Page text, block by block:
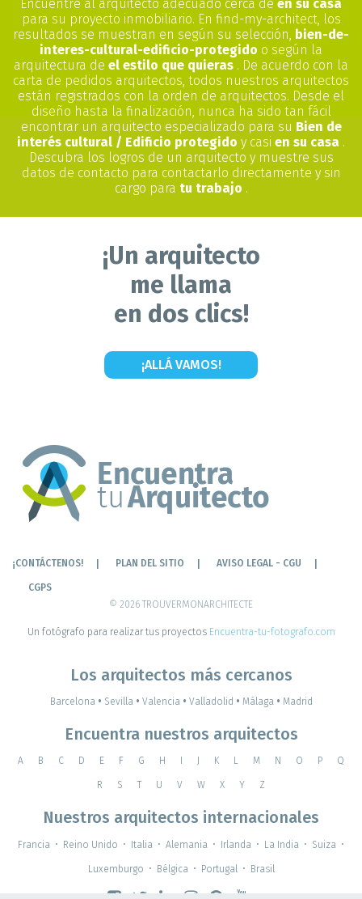
Encuentre al arquitecto adecuado cerca de en su casa
para su proyecto inmobiliario. En find-my-architect, los
resultados se muestran en según su selección, bien-de-
interes-cultural-edificio-protegido o según la
arquitectura de el estilo que quieras . De acuerdo con la
carta de pedidos arquitectos, todos nuestros arquitectos
están registrados con la orden de arquitectos. Desde el
diseño hasta la finalización, nunca ha sido tan fácil
encontrar un arquitecto especializado para su Bien de
interés cultural / Edificio protegido y casi en su casa .
Descubra los logros de un arquitecto y muestre sus
datos de contacto para contactarlo directamente y sin
cargo para tu trabajo .
¡Un arquitecto
me llama
en dos clics!
¡ALLÁ VAMOS!
¡CONTÁCTENOS! PLAN DEL SITIO AVISO LEGAL - CGU
CGPS
© 2026 TROUVERMONARCHITECTE
Un fotógrafo para realizar tus proyectos Encuentra-tu-fotografo.com
Los arquitectos más cercanos
Barcelona • Sevilla • Valencia • Valladolid • Málaga • Madrid
Encuentra nuestros arquitectos
A B C D E F G H K L M N O P Q
R S T U V W X Y Z
Nuestros arquitectos internacionales
Francia • Reino Unido • Italia • Alemania • Irlanda • La India • Suiza •
Luxemburgo • Bélgica • Portugal • Brasil